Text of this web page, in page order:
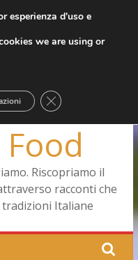
2026
senza età
tavola di corte
Riscopriamo il
racconti che
Italiane
esperienza d'uso e
we are using or
Close GDPR